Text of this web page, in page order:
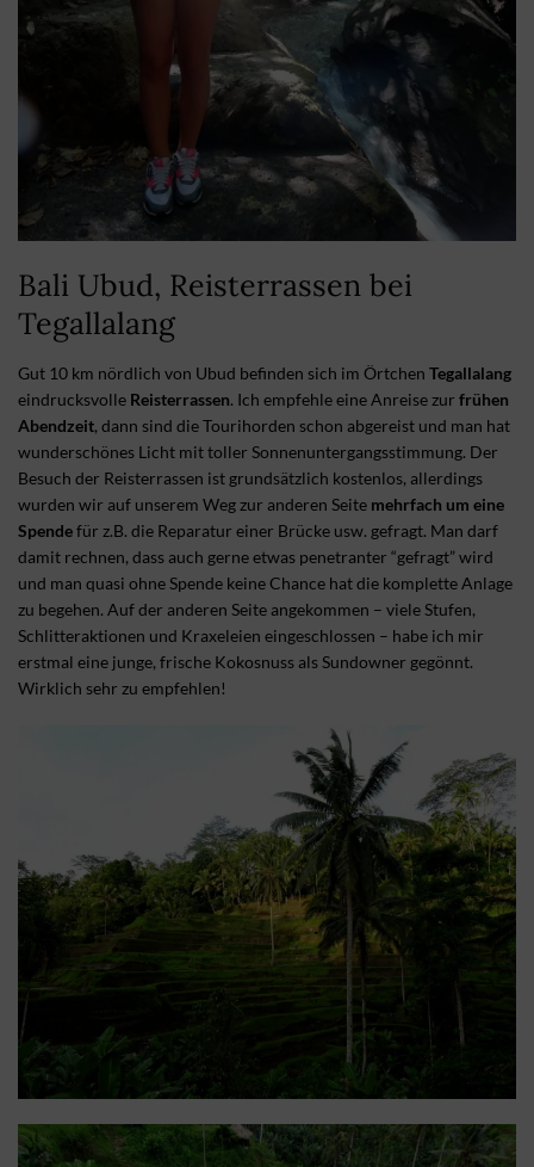
Bali Ubud, Reisterrassen bei
Tegallalang
Gut 10 km nördlich von Ubud befinden sich im Örtchen Tegallalang
eindrucksvolle Reisterrassen. Ich empfehle eine Anreise zur frühen
Abendzeit, dann sind die Tourihorden schon abgereist und man hat
wunderschönes Licht mit toller Sonnenuntergangsstimmung. Der
Besuch der Reisterrassen ist grundsätzlich kostenlos, allerdings
wurden wir auf unserem Weg zur anderen Seite mehrfach um eine
Spendefür z.B. die Reparatur einer Brücke usw. gefragt. Man darf
damit rechnen, dass auch gerne etwas penetranter “gefragt” wird
und man quasi ohne Spende keine Chance hat die komplette Anlage
zu begehen. Auf der anderen Seite angekommen – viele Stufen,
Schlitteraktionen und Kraxeleien eingeschlossen – habe ich mir
erstmal eine junge, frische Kokosnuss als Sundowner gegönnt.
Wirklich sehr zu empfehlen!